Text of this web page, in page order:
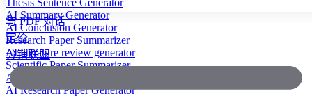
Thesis Sentence Generator
AI Summary Generator
AI Conclusion Generator
Research Paper Summarizer
AI literature review generator
Scientific Paper Summarizer
AI case study generator
AI Research Paper Generator
与 PDF 对话
定价
分销联盟